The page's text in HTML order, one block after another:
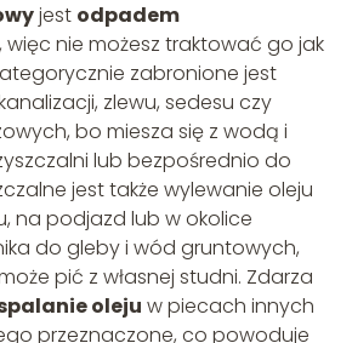
jest odpadem
więc nie możesz traktować go jak
zabronione jest
zlewu, sedesu czy
bo miesza się z wodą i
lub bezpośrednio do
jest także wylewanie oleju
na podjazd lub w okolice
do gleby i wód gruntowych,
pić z własnej studni. Zdarza
oleju w piecach innych
przeznaczone, co powoduje